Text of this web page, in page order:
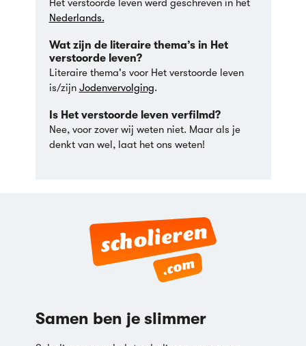
Het verstoorde leven werd geschreven in het
Nederlands.
Wat zijn de literaire thema’s in Het
verstoorde leven?
Literaire thema's voor Het verstoorde leven
is/zijn Jodenvervolging.
Is Het verstoorde leven verfilmd?
Nee, voor zover wij weten niet. Maar als je
denkt van wel, laat het ons weten!
Samen ben je slimmer